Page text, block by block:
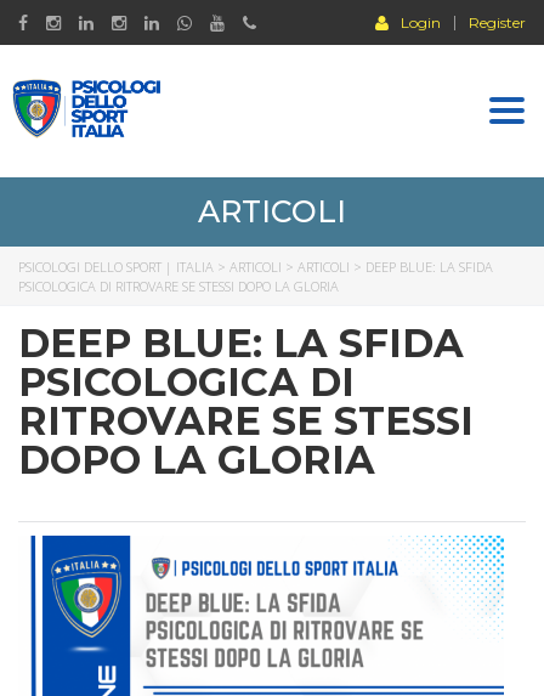
Login Register
ARTICOLI
PSICOLOGI DELLO SPORT | ITALIA > ARTICOLI > ARTICOLI > DEEP BLUE: LA SFIDA
PSICOLOGICA DI RITROVARE SE STESSI DOPO LA GLORIA
DEEP BLUE: LA SFIDA
PSICOLOGICA DI
RITROVARE SE STESSI
DOPO LA GLORIA